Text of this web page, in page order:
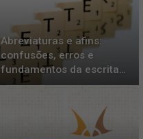
Abreviaturas e afins:
confusões, erros e
fundamentos da escrita…